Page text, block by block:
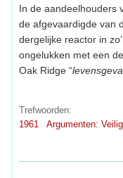
In de aandeelhouders
de afgevaardigde van
dergelijke reactor in
ongelukken met een
Oak Ridge “
Trefwoorden:
1961
Argumenten: